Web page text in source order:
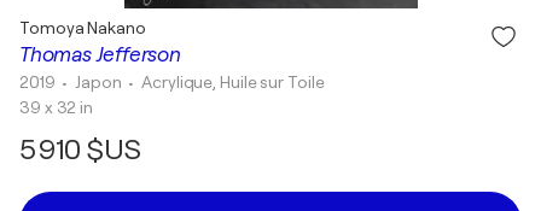
Thomas Jefferson
Tomoya Nakano
2019 • Japon •Acrylique, Huile sur Toile
39 x 32 in
5 910 $US